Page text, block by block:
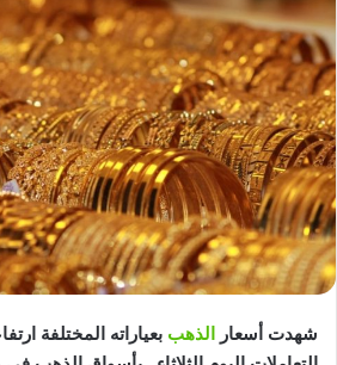
شهدت أسعار الذهب بعياراته المختلفة